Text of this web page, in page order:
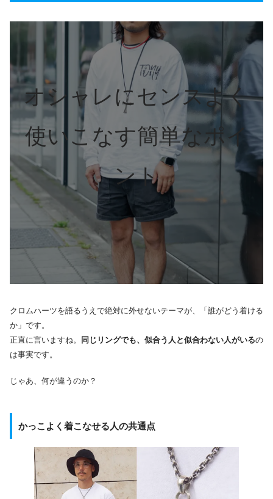
オシャレにセンスよく
使いこなす簡単なポイ
ント
クロムハーツを語るうえで絶対に外せないテーマが、「誰がどう着ける
か」です。
正直に言いますね。 同じリングでも、似合う人と似合わない人がいるの
は事実です。
じゃあ、何が違うのか？
かっこよく着こなせる人の共通点